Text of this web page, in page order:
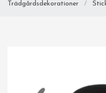
Trädgårdsdekorationer
/